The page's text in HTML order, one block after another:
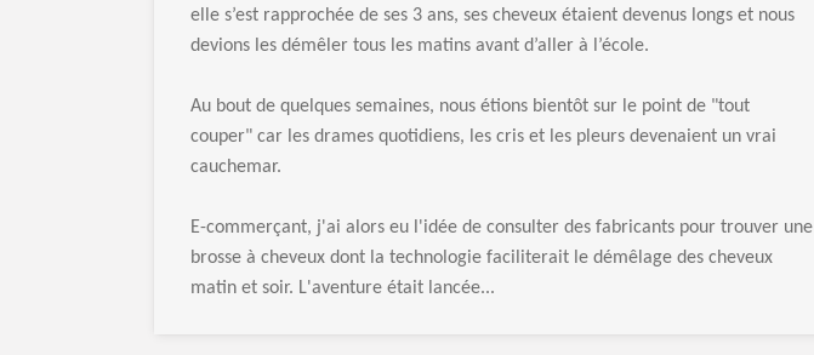
elle s’est rapprochée de ses 3 ans, ses cheveux étaient devenus longs et nous
devions les démêler tous les matins avant d’aller à l’école.
Au bout de quelques semaines, nous étions bientôt sur le point de "tout
couper" car les drames quotidiens, les cris et les pleurs devenaient un vrai
cauchemar.
E-commerçant, j'ai alors eu l'idée de consulter des fabricants pour trouver une
brosse à cheveux dont la technologie faciliterait le démêlage des cheveux
matin et soir. L'aventure était lancée...